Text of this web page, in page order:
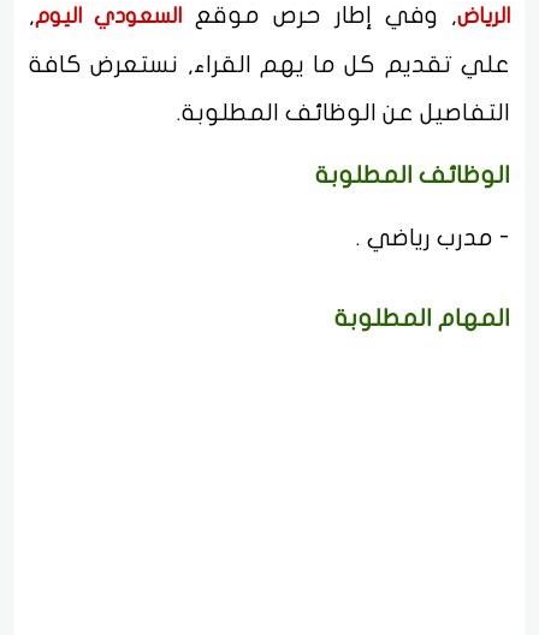
الرياض, وفي إطار حرص موقع السعودي اليوم,
علي تقديم كل ما يهم القراء, نستعرض كافة
التفاصيل عن الوظائف المطلوبة.
الوظائف المطلوبة
- مدرب رياضي .
المهام المطلوبة